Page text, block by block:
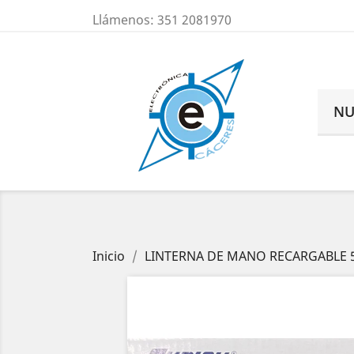
Llámenos: 351 2081970
Inicio LINTERNA DE MANO